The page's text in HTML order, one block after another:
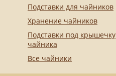
Подставки для чайников
Хранение чайников
Подставки под крышечку
чайника
Все чайники